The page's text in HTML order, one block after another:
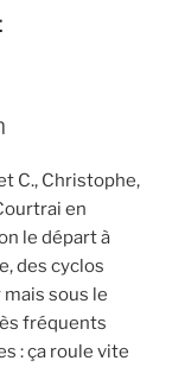
C., Christophe,
en
le départ à
des cyclos
sous le
fréquents
: ça roule vite